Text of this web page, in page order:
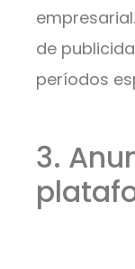
de
períodos
3.